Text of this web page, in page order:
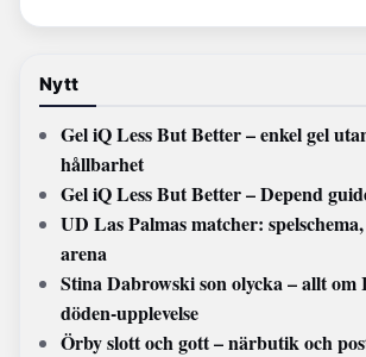
Nytt
Gel iQ Less But Better – enkel gel
hållbarhet
Gel iQ Less But Better – Depend
UD Las Palmas matcher:
arena
Stina Dabrowski son olycka – allt om
döden-upplevelse
Örby slott och gott – närbutik och